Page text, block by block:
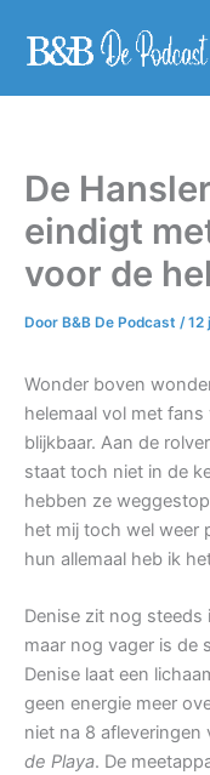
naar
inhoud
De
eindigt
voor de
Door B&B De Podcast /12
Wonder boven
helemaal vol met
blijkbaar. Aan de
staat toch niet in de
hebben ze
het mij toch wel weer
hun allemaal heb ik
Denise zit nog steeds
maar nog vager is de
Denise laat een
geen energie meer
niet na 8 afleveringen
de Playa. De